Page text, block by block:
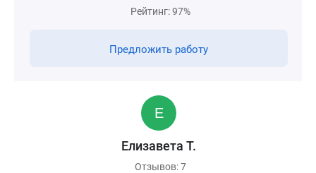
Рейтинг: 97%
Предложить работу
Елизавета Т.
Отзывов: 7